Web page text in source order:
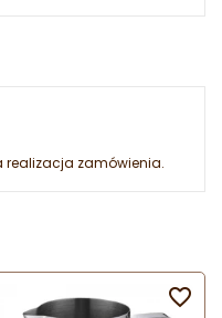
realizacja zamówienia.
